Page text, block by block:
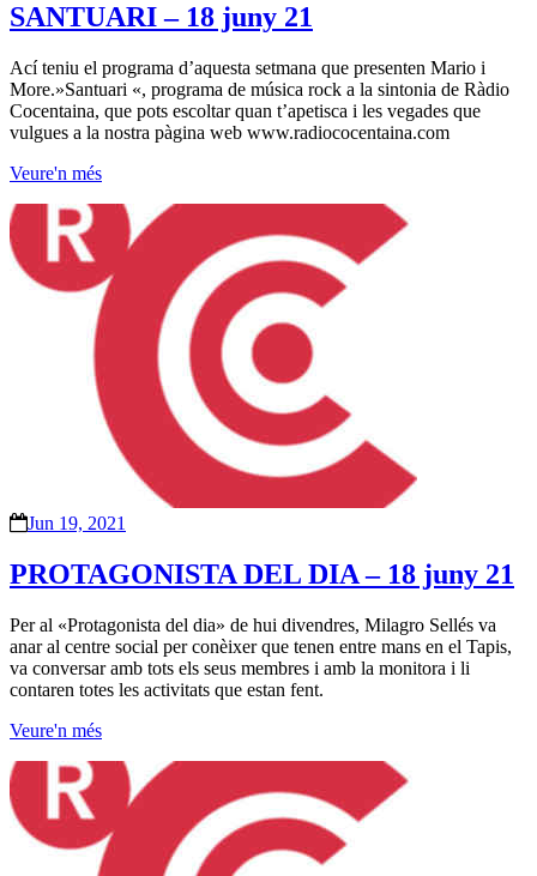
SANTUARI – 18 juny 21
Ací teniu el programa d’aquesta setmana que presenten Mario i
More.»Santuari «, programa de música rock a la sintonia de Ràdio
Cocentaina, que pots escoltar quan t’apetisca i les vegades que
vulgues a la nostra pàgina web www.radiococentaina.com
Veure'n més
Jun 19, 2021
PROTAGONISTA DEL DIA – 18 juny 21
Per al «Protagonista del dia» de hui divendres, Milagro Sellés va
anar al centre social per conèixer que tenen entre mans en el Tapis,
va conversar amb tots els seus membres i amb la monitora i li
contaren totes les activitats que estan fent.
Veure'n més